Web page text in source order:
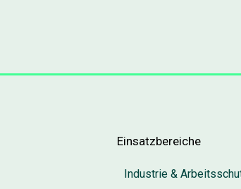
Einsatzbereiche
Industrie &